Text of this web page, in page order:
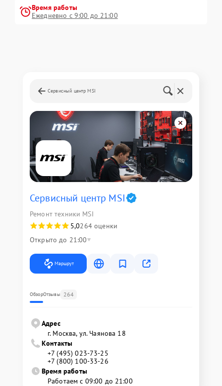
Время работы
Ежедневно с 9:00 до 21:00
Сервисный центр MSI
Сервисный центр MSI
Ремонт техники MSI
5,0264 оценки
Открыто до 21:00
Маршрут
ОбзорОтзывы 264
Адрес
г. Москва, ул. Чаянова 18
Контакты
+7 (495) 023-73-25
+7 (800) 100-33-26
Время работы
Работаем с 09:00 до 21:00